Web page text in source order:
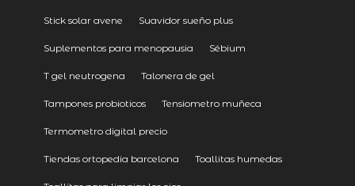
Stick solar avene Suavidor sueño plus
Suplementos para menopausia Sébium
T gel neutrogena Talonera de gel
Tampones probioticos Tensiometro muñeca
Termometro digital precio
Tiendas ortopedia barcelona Toallitas humedas